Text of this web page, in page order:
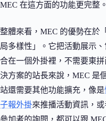
MEC 在這方面的功能更完整。
整體來看，MEC 的優勢在於
局多樣性」。它把活動展示
合在一個外掛裡，不需要東
決方案的站長來說，MEC 是
站還需要其他功能擴充，像是
子報外掛來推播活動資訊，